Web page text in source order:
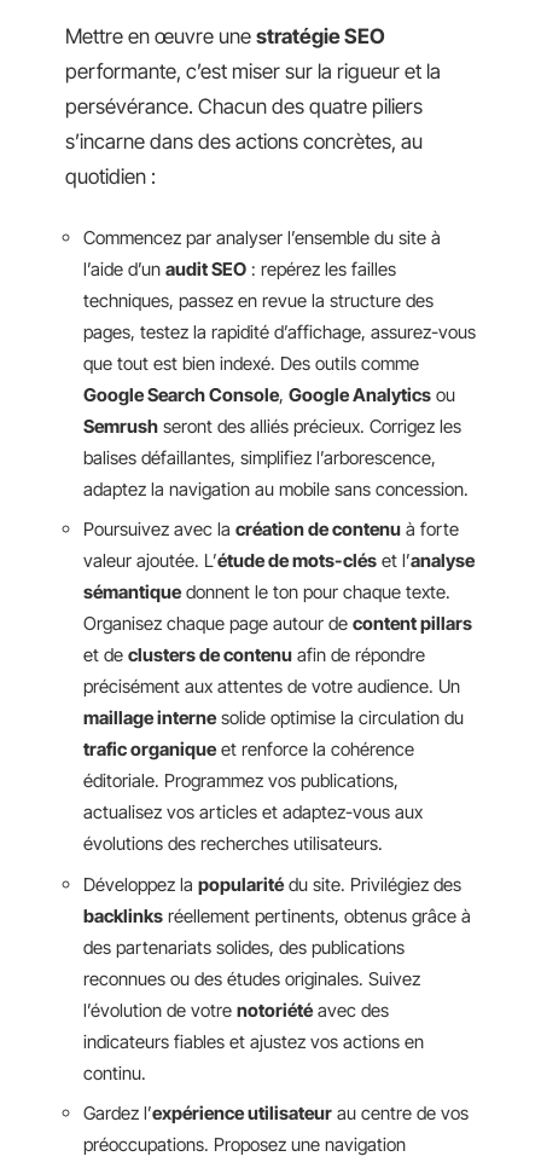
Mettre en œuvre une stratégie SEO
performante, c’est miser sur la rigueur et la
persévérance. Chacun des quatre piliers
s’incarne dans des actions concrètes, au
quotidien :
Commencez par analyser l’ensemble du site à
l’aide d’un audit SEO : repérez les failles
techniques, passez en revue la structure des
pages, testez la rapidité d’affichage, assurez-vous
que tout est bien indexé. Des outils comme
Google Search Console, Google Analytics ou
Semrush seront des alliés précieux. Corrigez les
balises défaillantes, simplifiez l’arborescence,
adaptez la navigation au mobile sans concession.
Poursuivez avec la création de contenu à forte
valeur ajoutée. L’étude de mots-clés et l’analyse
sémantique donnent le ton pour chaque texte.
Organisez chaque page autour de content pillars
et de clusters de contenu afin de répondre
précisément aux attentes de votre audience. Un
maillage interne solide optimise la circulation du
trafic organique et renforce la cohérence
éditoriale. Programmez vos publications,
actualisez vos articles et adaptez-vous aux
évolutions des recherches utilisateurs.
Développez la popularité du site. Privilégiez des
backlinks réellement pertinents, obtenus grâce à
des partenariats solides, des publications
reconnues ou des études originales. Suivez
l’évolution de votre notoriété avec des
indicateurs fiables et ajustez vos actions en
continu.
Gardez l’expérience utilisateur au centre de vos
préoccupations. Proposez une navigation